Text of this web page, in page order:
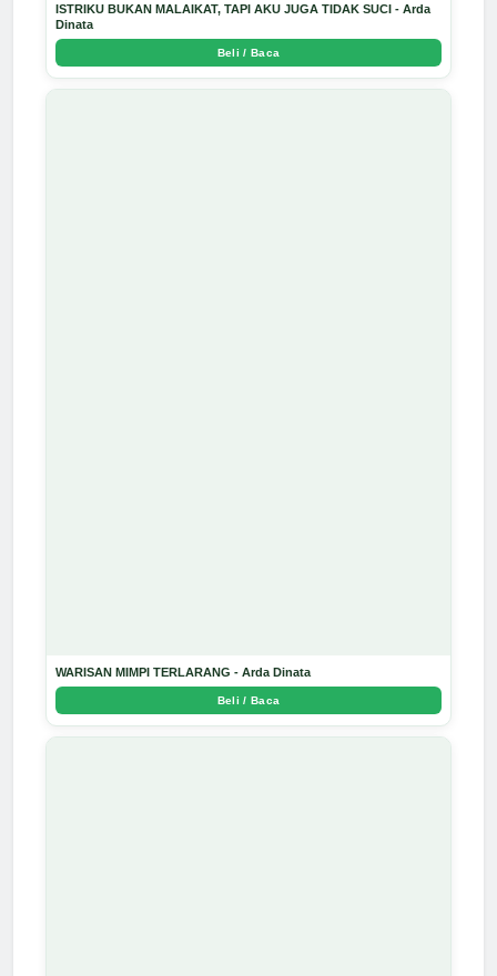
ISTRIKU BUKAN MALAIKAT, TAPI AKU JUGA TIDAK SUCI - Arda
Dinata
Beli / Baca
WARISAN MIMPI TERLARANG - Arda Dinata
Beli / Baca